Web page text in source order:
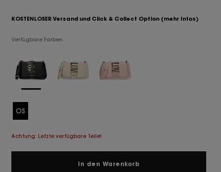
KOSTENLOSER Versand und Click & Collect Option (mehr Infos)
Verfügbare Farben
OS
Achtung: Letzte verfügbare Teile!
In den Warenkorb